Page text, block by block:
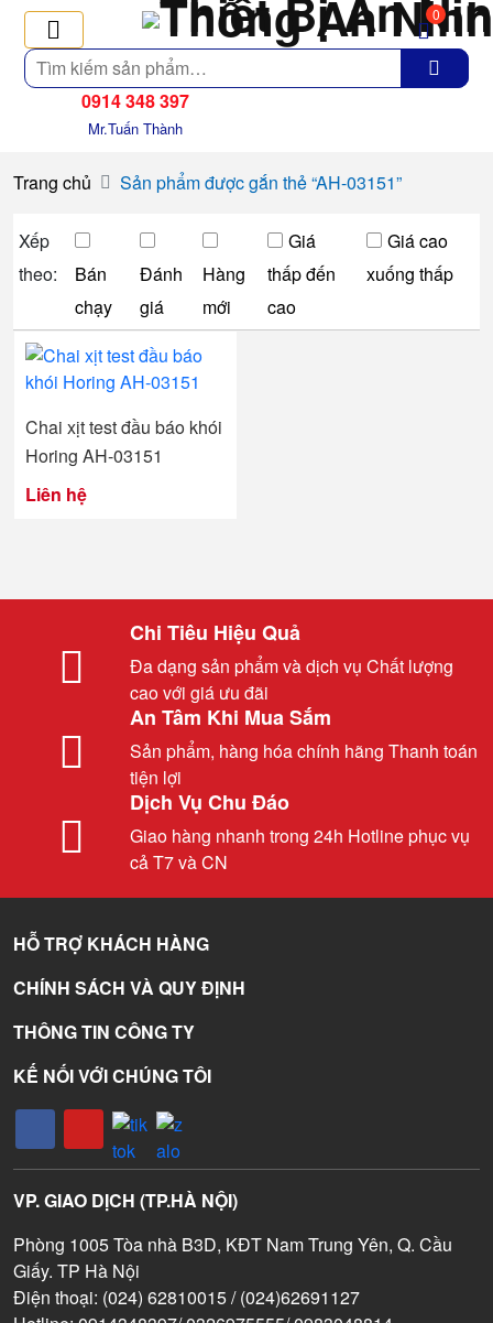
Tìm
kiếm
0
0914 348 397
Mr.Tuấn Thành
Trang chủ Sản phẩm được gắn thẻ “AH-03151”
Xếp
theo:
Bán
chạy
Đánh
giá
Hàng
mới
Giá
thấp đến
cao
Giá cao
xuống thấp
Chai xịt test đầu báo khói
Horing AH-03151
Liên hệ
Chi Tiêu Hiệu Quả
Đa dạng sản phẩm và dịch vụ Chất lượng
cao với giá ưu đãi
An Tâm Khi Mua Sắm
Sản phẩm, hàng hóa chính hãng Thanh toán
tiện lợi
Dịch Vụ Chu Đáo
Giao hàng nhanh trong 24h Hotline phục vụ
cả T7 và CN
HỖ TRỢ KHÁCH HÀNG
CHÍNH SÁCH VÀ QUY ĐỊNH
THÔNG TIN CÔNG TY
KẾ NỐI VỚI CHÚNG TÔI
VP. GIAO DỊCH (TP.HÀ NỘI)
Phòng 1005 Tòa nhà B3D, KĐT Nam Trung Yên, Q. Cầu
Giấy. TP Hà Nội
Điện thoại: (024) 62810015 / (024)62691127